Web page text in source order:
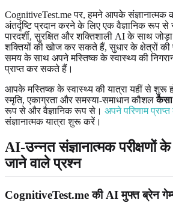
CognitiveTest.me पर, हमने आपके संज्ञानात्मक
अंतर्दृष्टि प्रदान करने के लिए एक वैज्ञानिक रूप
पारदर्शी, सुरक्षित और शक्तिशाली AI के साथ
शक्तियों की खोज कर सकते हैं, सुधार के क्षेत्रों
समय के साथ अपने मस्तिष्क के स्वास्थ्य की
प्राप्त कर सकते हैं।
आपके मस्तिष्क के स्वास्थ्य की यात्रा यहीं से शुरू
स्मृति, एकाग्रता और समस्या-समाधान कौशलकैसा
रूप से और वैज्ञानिक रूप से। अपने परिणाम
संज्ञानात्मक यात्रा शुरू करें।
AI-उन्नत संज्ञानात्मक परीक्षणों
जाने वाले प्रश्न
CognitiveTest.me की AI मुफ्त ब्रेन